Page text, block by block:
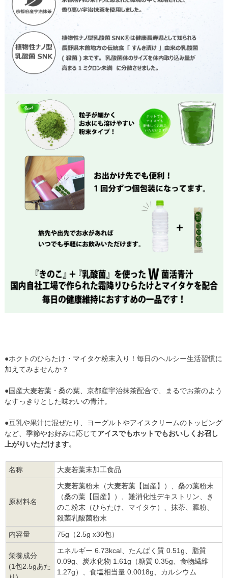
●ホクトのひらたけ・マイタケ粉末入り！毎日のヘルシー生活習慣に
加えてみませんか？
●国産大麦若葉・桑の葉、京都産宇治抹茶配合で、まるでお茶のよう
なすっきりとした味わいの青汁。
●豆乳や果汁に混ぜたり、ヨーグルトやアイスクリームのトッピング
など、季節やお好みに応じてアイスでもホットでもおいしくお召し
上がりいただけます。
名称 大麦若葉末加工食品
原材料名
大麦若葉粉末（大麦若葉【国産】）、桑の葉粉末
（桑の葉【国産】）、難消化性デキストリン、き
のこ粉末（ひらたけ、マイタケ）、抹茶、澱粉、
殺菌乳酸菌粉末
内容量
75g（2.5g x30包）
栄養成分
(1包2.5gあた
エネルギー 6.73kcal、たんぱく質 0.51g、脂質
0.09g、炭水化物 1.61g（糖質 0.35g、食物繊維
1.27g）、食塩相当量 0.0018g、カルシウム